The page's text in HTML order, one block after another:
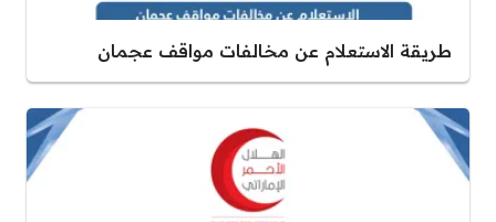
طريقة الاستعلام عن مخالفات مواقف عجمان